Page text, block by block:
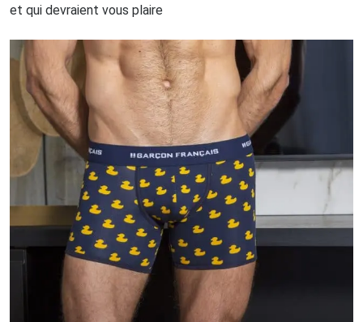
et qui devraient vous plaire